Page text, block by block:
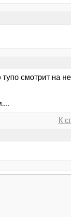
смотрит на
К